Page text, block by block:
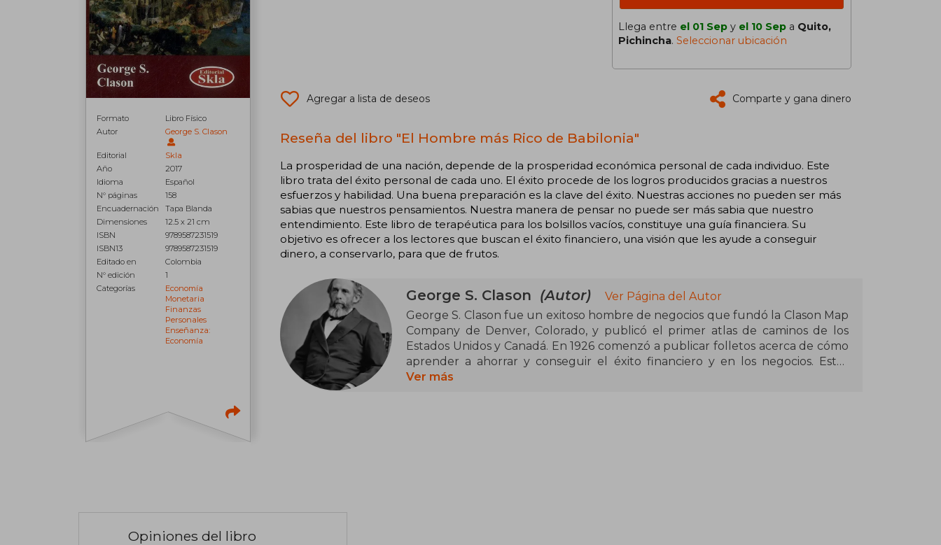
Formato
Libro Físico
Autor
George S. Clason
Editorial
Skla
Año
2017
Idioma
Español
N° páginas
158
Encuadernación
Tapa Blanda
Dimensiones
12.5 x 21 cm
ISBN
9789587231519
ISBN13
9789587231519
Editado en
Colombia
N° edición
1
Categorías
Economía
Monetaria
Finanzas
Personales
Enseñanza:
Economía
Llega entre el 01 Sep y el 10 Sep a Quito,
Pichincha. Seleccionar ubicación
Agregar a lista de deseos Comparte y gana dinero
Reseña del libro "El Hombre más Rico de Babilonia"
La prosperidad de una nación, depende de la prosperidad económica personal de cada individuo. Este
libro trata del éxito personal de cada uno. El éxito procede de los logros producidos gracias a nuestros
esfuerzos y habilidad. Una buena preparación es la clave del éxito. Nuestras acciones no pueden ser más
sabias que nuestros pensamientos. Nuestra manera de pensar no puede ser más sabia que nuestro
entendimiento. Este libro de terapéutica para los bolsillos vacíos, constituye una guía financiera. Su
objetivo es ofrecer a los lectores que buscan el éxito financiero, una visión que les ayude a conseguir
dinero, a conservarlo, para que de frutos.
George S. Clason (Autor)
Ver Página del Autor
George S. Clason fue un exitoso hombre de negocios que fundó la Clason Map
Company de Denver, Colorado, y publicó el primer atlas de caminos de los
Estados Unidos y Canadá. En 1926 comenzó a publicar folletos acerca de cómo
aprender a ahorrar y conseguir el éxito financiero y en los negocios. Estos
fueron distribuidos en grandes cantidades por bancos y compañías de seguros
Ver más
Opiniones del libro